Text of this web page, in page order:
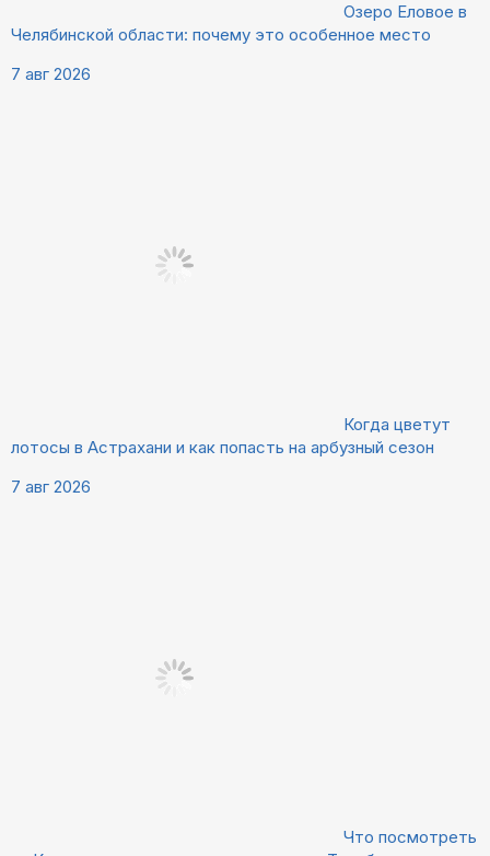
Озеро Еловое в
Челябинской области: почему это особенное место
7 авг 2026
Когда цветут
лотосы в Астрахани и как попасть на арбузный сезон
7 авг 2026
Что посмотреть